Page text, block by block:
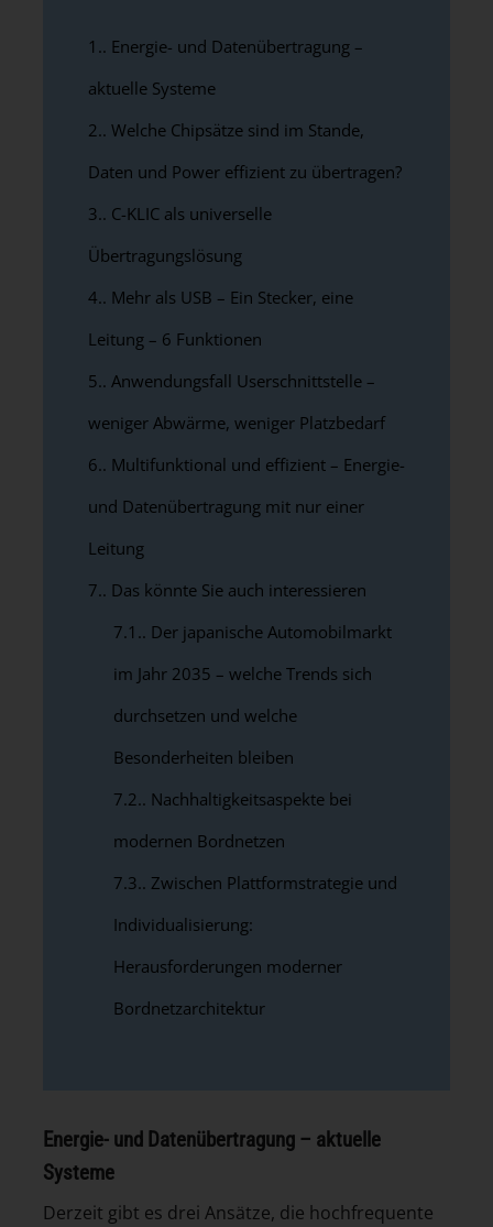
1. Energie- und Datenübertragung –
aktuelle Systeme
2. Welche Chipsätze sind im Stande,
Daten und Power effizient zu übertragen?
3. C-KLIC als universelle
Übertragungslösung
4. Mehr als USB – Ein Stecker, eine
Leitung – 6 Funktionen
5. Anwendungsfall Userschnittstelle –
weniger Abwärme, weniger Platzbedarf
6. Multifunktional und effizient – Energie-
und Datenübertragung mit nur einer
Leitung
7. Das könnte Sie auch interessieren
7.1. Der japanische Automobilmarkt
im Jahr 2035 – welche Trends sich
durchsetzen und welche
Besonderheiten bleiben
7.2. Nachhaltigkeitsaspekte bei
modernen Bordnetzen
7.3. Zwischen Plattformstrategie und
Individualisierung:
Herausforderungen moderner
Bordnetzarchitektur
Energie- und Datenübertragung – aktuelle
Systeme
Derzeit gibt es drei Ansätze, die hochfrequente